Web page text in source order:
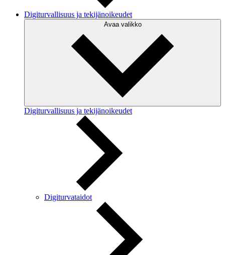
Digiturvallisuus ja tekijänoikeudet
Avaa valikko
Digiturvallisuus ja tekijänoikeudet
Digiturvataidot